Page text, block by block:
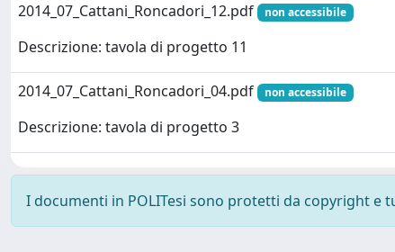
2014_07_Cattani_Roncadori_12.pdf non accessibile
Descrizione: tavola di progetto 11
2014_07_Cattani_Roncadori_04.pdf non accessibile
Descrizione: tavola di progetto 3
I documenti in POLITesi sono protetti da copyright e